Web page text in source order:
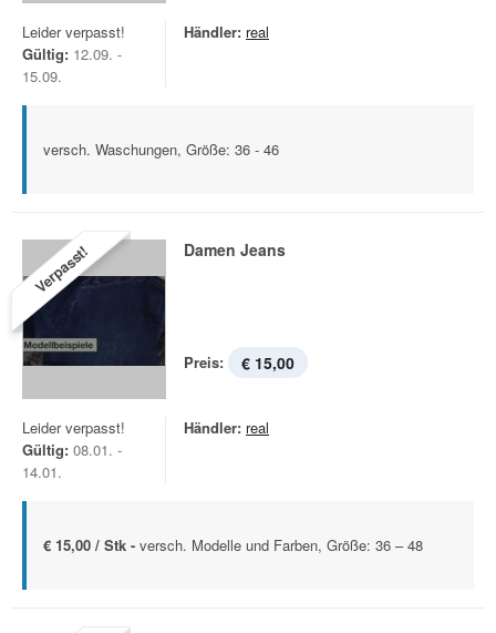
Leider verpasst!
Gültig: 12.09. -
15.09.
Händler: real
versch. Waschungen, Größe: 36 - 46
Verpasst! Damen Jeans
Preis: € 15,00
Leider verpasst!
Gültig: 08.01. -
14.01.
Händler: real
€ 15,00 / Stk - versch. Modelle und Farben, Größe: 36 – 48